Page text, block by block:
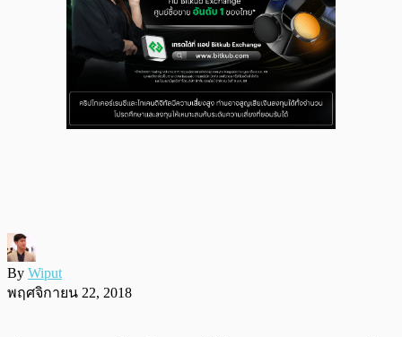
By Wiput
พฤศจิกายน 22, 2018